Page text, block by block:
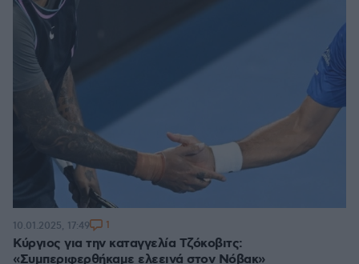
Κύργιος για την καταγγελία Τζόκοβιτς:
«Συμπεριφερθήκαμε ελεεινά στον Νόβακ»
10.01.2025, 17:49 1